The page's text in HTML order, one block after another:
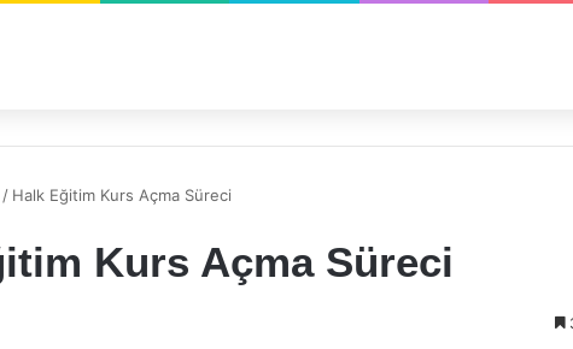
/ Halk Eğitim Kurs Açma Süreci
Kurs Açma Süreci